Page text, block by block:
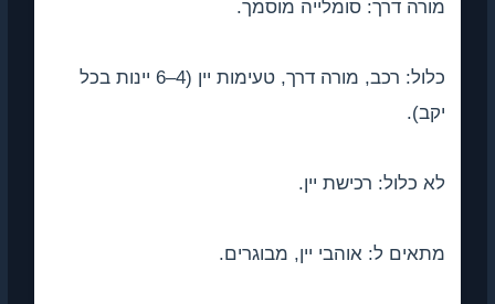
דרך: סומלייה מוסמך.
כלול: רכב, מורה דרך, טעימות יין (4–6 יינות בכל
כלול: רכישת יין.
ל: אוהבי יין, מבוגרים.